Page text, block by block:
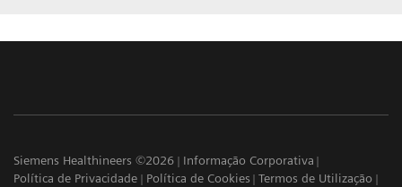
Siemens Healthineers ©2026
Informação Corporativa
Política de Privacidade
Política de Cookies
Termos de Utilização